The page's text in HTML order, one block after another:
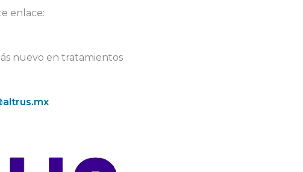
enlace:
nuevo en tratamientos